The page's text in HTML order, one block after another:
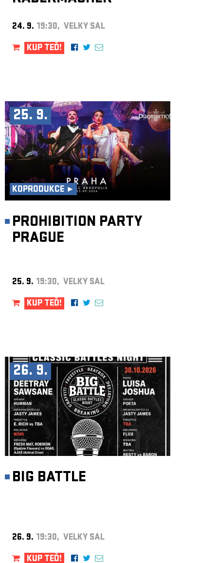
24. 9. 19:30, VELKÝ SÁL
KUP TEĎ!
25. 9.
KOPRODUKCE ►
PROHIBITION PARTY
PRAGUE
25. 9. 19:30, VELKÝ SÁL
KUP TEĎ!
26. 9.
BIG BATTLE
26. 9. 19:30, VELKÝ SÁL
KUP TEĎ!